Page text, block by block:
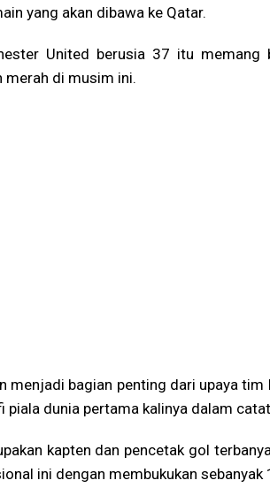
yang akan dibawa ke Qatar.
United berusia 37 itu memang
merah di musim ini.
menjadi bagian penting dari upaya
piala dunia pertama kalinya dalam
kapten dan pencetak gol
ini dengan membukukan sebanyak